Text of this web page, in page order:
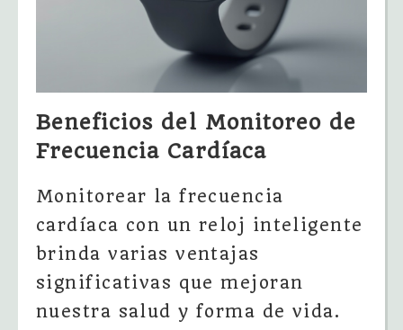
Beneficios del Monitoreo de
Frecuencia Cardíaca
Monitorear la frecuencia
cardíaca con un reloj inteligente
brinda varias ventajas
significativas que mejoran
nuestra salud y forma de vida.